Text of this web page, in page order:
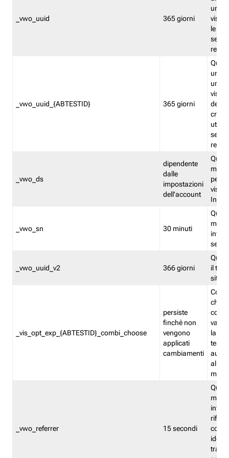
_vwo_uuid 365 giorni
le
_vwo_uuid_{ABTESTID} 365 giorni
un
del
_vwo_ds
dipendente
dalle
impostazioni
dell'account
_vwo_sn 30 minuti
_vwo_uuid_v2 366 giorni
il
sito
_vis_opt_exp_{ABTESTID}_combi_choose
persiste
finchè non
vengono
applicati
cambiamenti
che
la
test.
_vwo_referrer 15 secondi